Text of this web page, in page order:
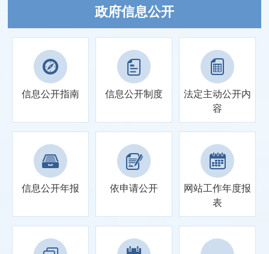
政府信息公开
信息公开指南 信息公开制度 法定主动公开内
容
信息公开年报 依申请公开 网站工作年度报
表